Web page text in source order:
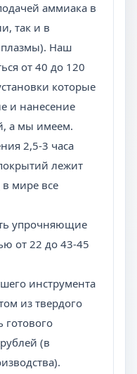
аммиака в
так и в
плазмы). Наш
от 40 до 120
которые
и нанесение
а мы имеем.
2,5-3 часа
лежит
в мире все
упрочняющие
от 22 до 43-45
инструмента
из твердого
готового
(в